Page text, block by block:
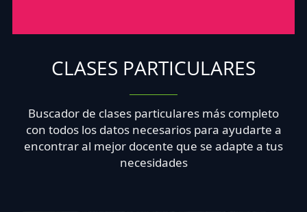
CLASES PARTICULARES
Buscador de clases particulares más completo
con todos los datos necesarios para ayudarte a
encontrar al mejor docente que se adapte a tus
necesidades